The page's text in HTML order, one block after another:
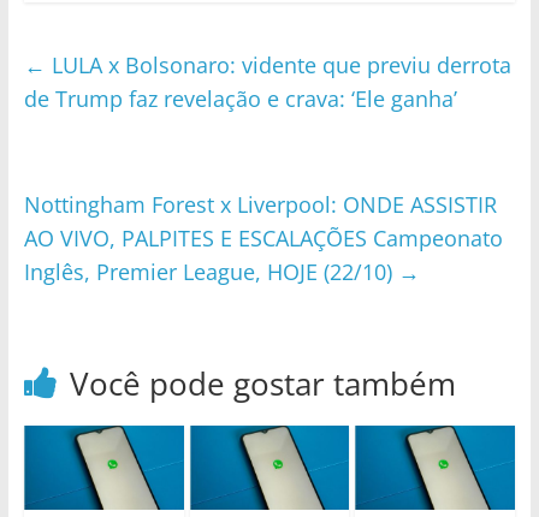
← LULA x Bolsonaro: vidente que previu derrota
de Trump faz revelação e crava: ‘Ele ganha’
Nottingham Forest x Liverpool: ONDE ASSISTIR
AO VIVO, PALPITES E ESCALAÇÕES Campeonato
Inglês, Premier League, HOJE (22/10) →
Você pode gostar também